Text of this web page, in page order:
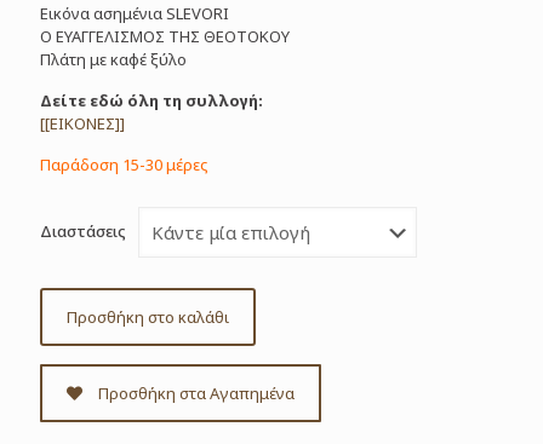
€17.00
Εικόνα ασημένια SLEVORI
Ο ΕΥΑΓΓΕΛΙΣΜΟΣ ΤΗΣ ΘΕΟΤΟΚΟΥ
Πλάτη με καφέ ξύλο
Δείτε εδώ όλη τη συλλογή:
[[ΕΙΚΟΝΕΣ]]
Παράδοση 15-30 μέρες
Διαστάσεις
Προσθήκη στο καλάθι
Προσθήκη στα Αγαπημένα